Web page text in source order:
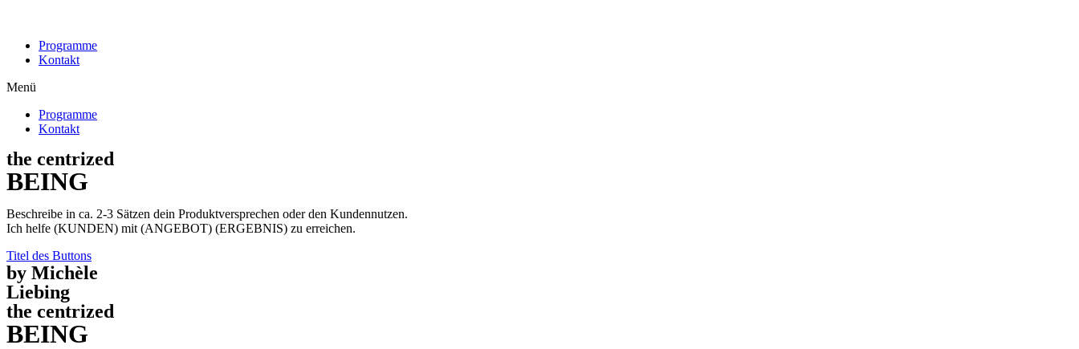
Programme
Kontakt
Menü
Programme
Kontakt
the centrized
BEING
Beschreibe in ca. 2-3 Sätzen dein Produktversprechen oder den Kundennutzen.
Ich helfe (KUNDEN) mit (ANGEBOT) (ERGEBNIS) zu erreichen.
Titel des Buttons
by Michèle
Liebing
the centrized
BEING